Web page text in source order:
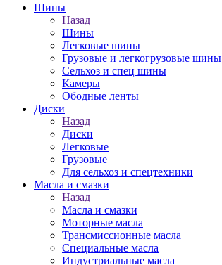
Шины
Назад
Шины
Легковые шины
Грузовые и легкогрузовые шины
Сельхоз и спец шины
Камеры
Ободные ленты
Диски
Назад
Диски
Легковые
Грузовые
Для сельхоз и спецтехники
Масла и смазки
Назад
Масла и смазки
Моторные масла
Трансмиссионные масла
Специальные масла
Индустриальные масла